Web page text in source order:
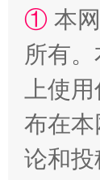
解纷+
① 本
所有
上使
布在
论和